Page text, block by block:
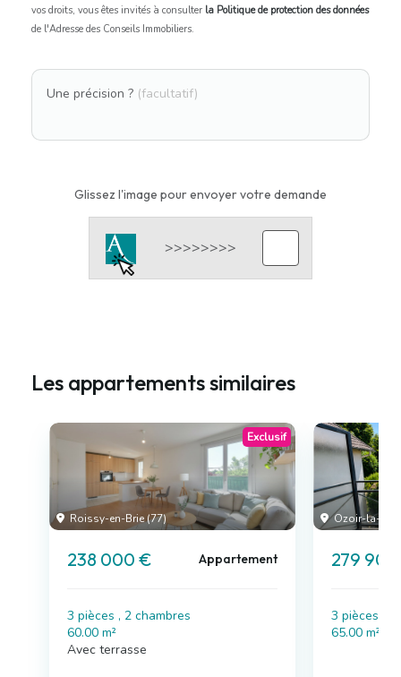
vos droits, vous êtes invités à consulter la Politique de protection des données
de l'Adresse des Conseils Immobiliers.
Une précision ? (facultatif)
Glissez l'image pour envoyer votre demande
Les appartements similaires
Roissy-en-Brie (77)
Exclusif
238 000 € Appartement
3 pièces , 2 chambres
60.00 m²
Avec terrasse
Ozoir-la-
279
3 pièces , 2
65.00 m²